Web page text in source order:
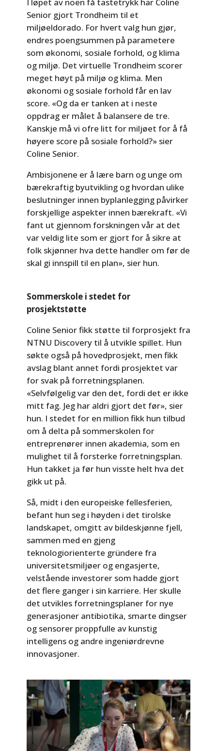
Senior gjort Trondheim til et
miljøeldorado. For hvert valg hun gjør,
endres poengsummen på parametere
som økonomi, sosiale forhold, og klima
og miljø. Det virtuelle Trondheim scorer
meget høyt på miljø og klima. Men
økonomi og sosiale forhold får en lav
score. «Og da er tanken at i neste
oppdrag er målet å balansere de tre.
Kanskje må vi ofre litt for miljøet for å få
høyere score på sosiale forhold?» sier
Coline Senior.
Ambisjonene er å lære barn og unge om
bærekraftig byutvikling og hvordan ulike
beslutninger innen byplanlegging påvirker
forskjellige aspekter innen bærekraft. «Vi
fant ut gjennom forskningen vår at det
var veldig lite som er gjort for å sikre at
folk skjønner hva dette handler om før de
skal gi innspill til en plan», sier hun.
Sommerskole i stedet for
prosjektstøtte
Coline Senior fikk støtte til forprosjekt fra
NTNU Discovery til å utvikle spillet. Hun
søkte også på hovedprosjekt, men fikk
avslag blant annet fordi prosjektet var
for svak på forretningsplanen.
«Selvfølgelig var den det, fordi det er ikke
mitt fag. Jeg har aldri gjort det før», sier
hun. I stedet for en million fikk hun tilbud
om å delta på sommerskolen for
entreprenører innen akademia, som en
mulighet til å forsterke forretningsplan.
Hun takket ja før hun visste helt hva det
gikk ut på.
Så, midt i den europeiske fellesferien,
befant hun seg i høyden i det tirolske
landskapet, omgitt av bildeskjønne fjell,
sammen med en gjeng
teknologiorienterte gründere fra
universitetsmiljøer og engasjerte,
velstående investorer som hadde gjort
det flere ganger i sin karriere. Her skulle
det utvikles forretningsplaner for nye
generasjoner antibiotika, smarte dingser
og sensorer proppfulle av kunstig
intelligens og andre ingeniørdrevne
innovasjoner.